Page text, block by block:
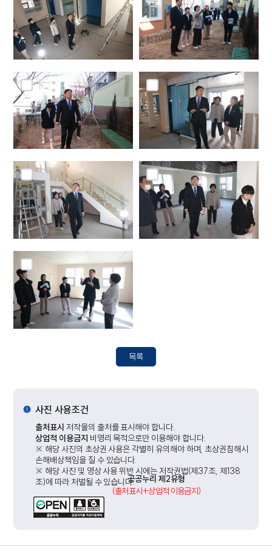
목록
사진 사용조건
출처표시 저작물의 출처를 표시해야 합니다.
상업적 이용금지 비영리 목적으로만 이용해야 합니다.
※ 해당 사진의 초상권 사용은 각별히 유의해야 하며, 초상권침해시
손해배상책임을 질 수 있습니다.
※ 해당 사진 및 영상 사용 위반 시에는 저작권법(제37조, 제138
조)에 따라 처벌될 수 있습니다.공공누리 제2유형
(출처표시+상업적 이용금지)